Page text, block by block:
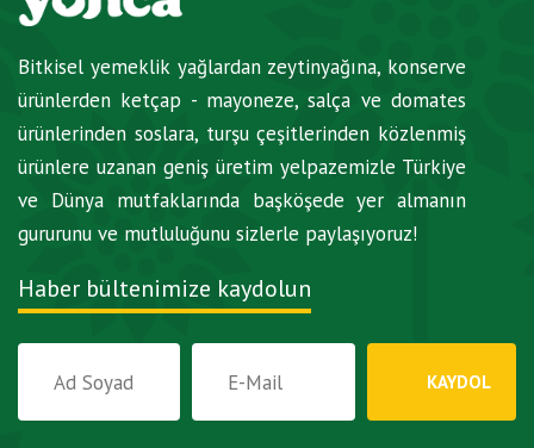
Bitkisel yemeklik yağlardan zeytinyağına, konserve
ürünlerden ketçap - mayoneze, salça ve domates
ürünlerinden soslara, turşu çeşitlerinden közlenmiş
ürünlere uzanan geniş üretim yelpazemizle Türkiye
ve Dünya mutfaklarında başköşede yer almanın
gururunu ve mutluluğunu sizlerle paylaşıyoruz!
Haber bültenimize kaydolun